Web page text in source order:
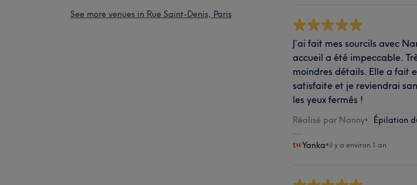
See more venues in Rue Saint-Denis, Paris
J’ai fait mes sourcils avec
accueil a été impeccable.
moindres détails. Elle a fait
satisfaite et je reviendrai
les yeux fermés !
Réalisé par Nanny• Épilation
Yanka•il y a environ 1 an